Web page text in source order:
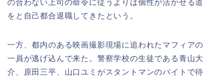
の合わない上司の命令に従うよりは個性が活かせる道
をと自己都合退職してきたという。
一方、都内のある映画撮影現場に追われたマフィアの
一員が逃げ込んで来た。警察学校の生徒である青山大
介、原田三平、山口ユミがスタントマンのバイトで待